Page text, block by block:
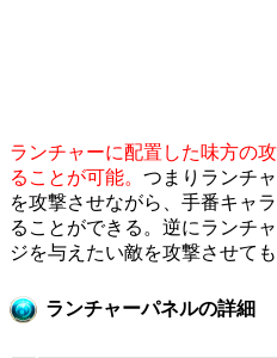
ランチャーに配置した味方の
ることが可能。 つまりランチ
を攻撃させながら、手番キャ
ることができる。逆にランチ
ジを与えたい敵を攻撃させても
ランチャーパネルの詳細